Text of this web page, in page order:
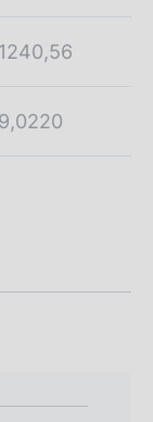
1240,56
9,0220